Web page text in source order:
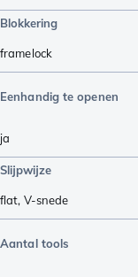
Blokkering
framelock
Eenhandig te openen
ja
Slijpwijze
flat, V-snede
Aantal tools